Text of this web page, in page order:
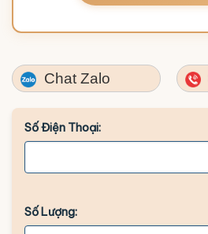
Chat Zalo
Số Điện Thoại:
Số Lượng: